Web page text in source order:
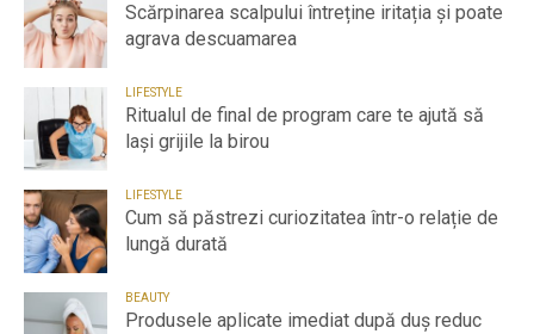
Scărpinarea scalpului întreține iritația și poate
agrava descuamarea
LIFESTYLE
Ritualul de final de program care te ajută să
lași grijile la birou
LIFESTYLE
Cum să păstrezi curiozitatea într-o relație de
lungă durată
BEAUTY
Produsele aplicate imediat după duș reduc